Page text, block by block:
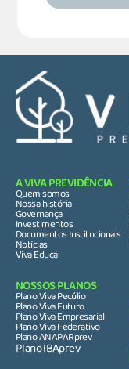
A VIVA PREVIDÊNCIA
Quem somos
Nossa história
Governança
Investimentos
Documentos Institucionais
Notícias
Viva Educa
NOSSOS PLANOS
Plano Viva Pecúlio
Plano Viva Futuro
Plano Viva Empresarial
Plano Viva Federativo
Plano ANAPARprev
Plano IBAprev